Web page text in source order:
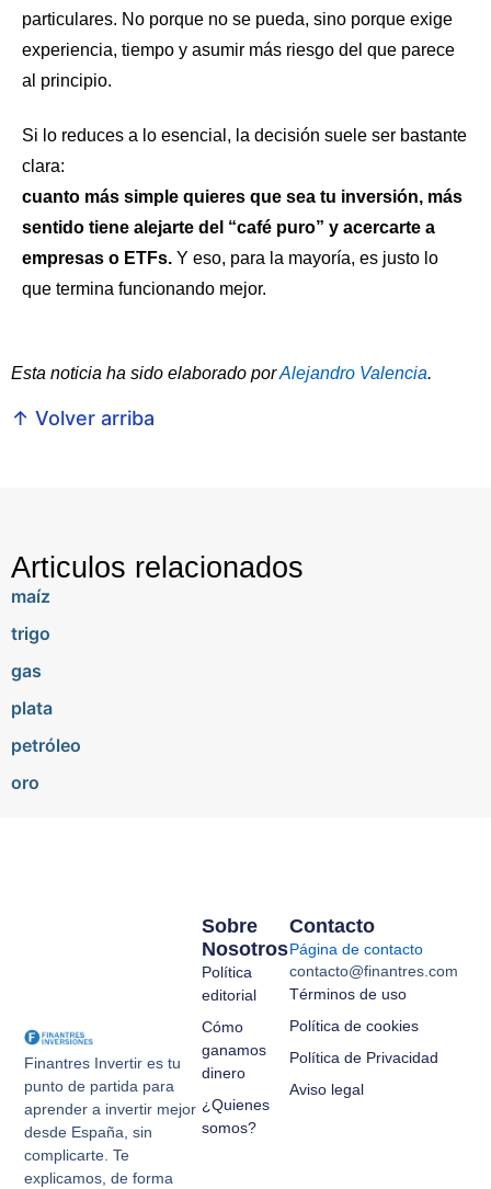
particulares. No porque no se pueda, sino porque exige
experiencia, tiempo y asumir más riesgo del que parece
al principio.
Si lo reduces a lo esencial, la decisión suele ser bastante
clara:
cuanto más simple quieres que sea tu inversión, más
sentido tiene alejarte del “café puro” y acercarte a
empresas o ETFs. Y eso, para la mayoría, es justo lo
que termina funcionando mejor.
Esta noticia ha sido elaborado porAlejandro Valencia.
↑ Volver arriba
Articulos relacionados
maíz
trigo
gas
plata
petróleo
oro
Finantres Invertir es tu
punto de partida para
aprender a invertir mejor
desde España, sin
complicarte. Te
explicamos, de forma
Sobre
Nosotros
Política
editorial
Cómo
ganamos
dinero
¿Quienes
somos?
Contacto
Página de contacto
contacto@finantres.com
Términos de uso
Política de cookies
Política de Privacidad
Aviso legal